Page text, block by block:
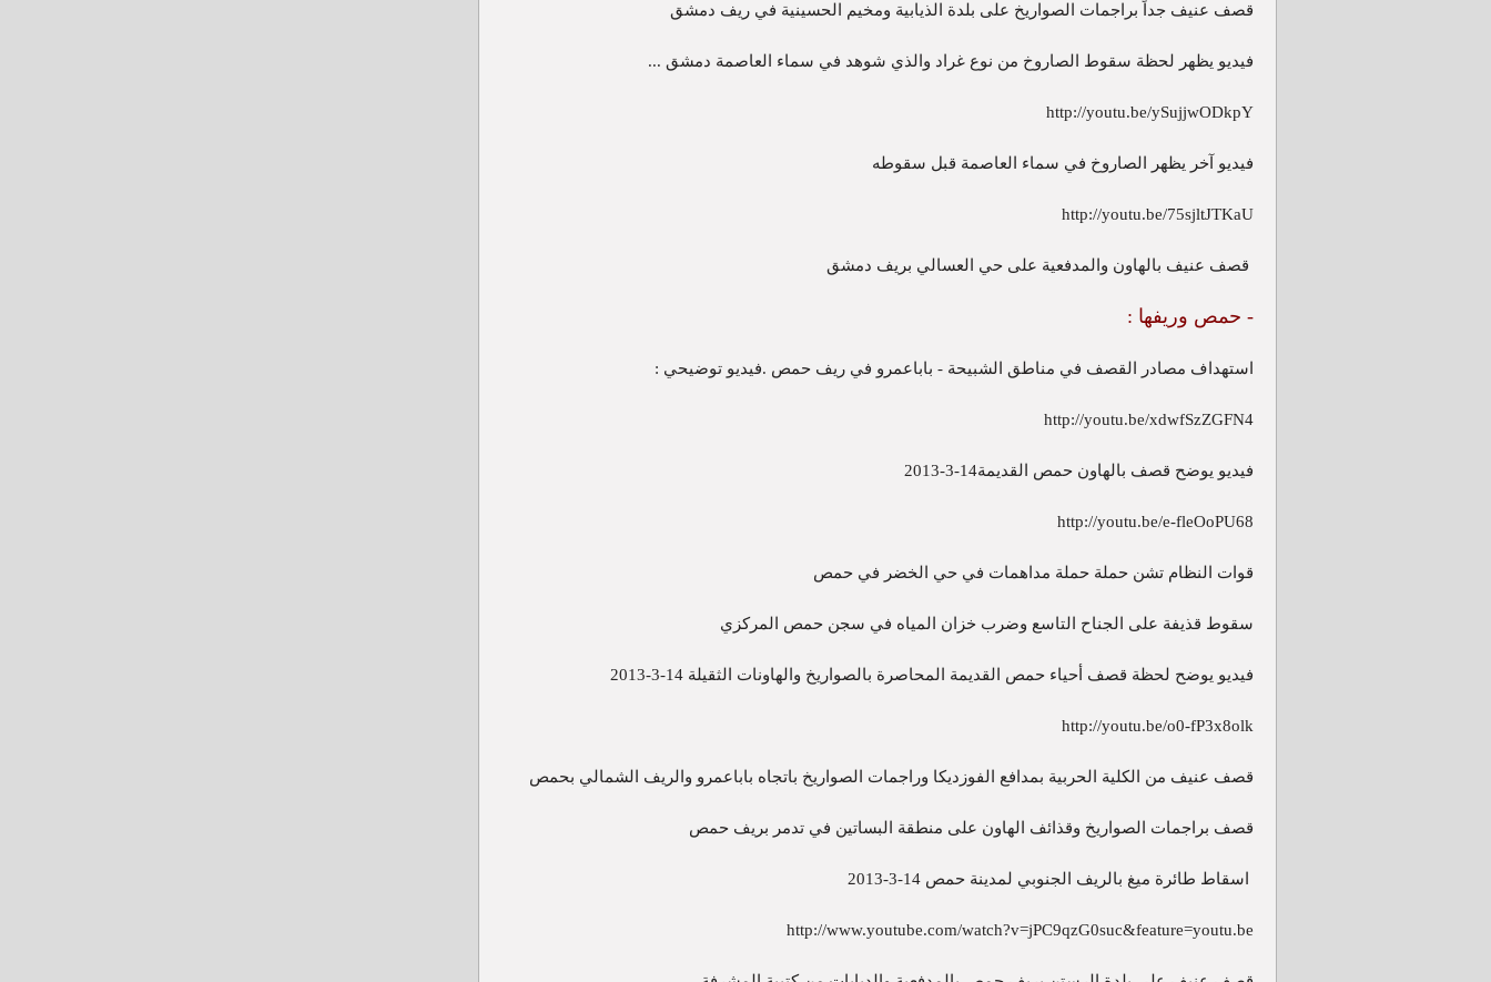
قصف عنيف جداً براجمات الصواريخ على بلدة الذيابية ومخيم الحسينية في ريف دمشق
فيديو يظهر لحظة سقوط الصاروخ من نوع غراد والذي شوهد في سماء العاصمة دمشق ...
http://youtu.be/ySujjwODkpY
فيديو آخر يظهر الصاروخ في سماء العاصمة قبل سقوطه
http://youtu.be/75sjltJTKaU
قصف عنيف بالهاون والمدفعية على حي العسالي بريف دمشق
- حمص وريفها :
استهداف مصادر القصف في مناطق الشبيحة - باباعمرو في ريف حمص .فيديو توضيحي :
http://youtu.be/xdwfSzZGFN4
فيديو يوضح قصف بالهاون حمص القديمة14-3-2013
http://youtu.be/e-fleOoPU68
قوات النظام تشن حملة حملة مداهمات في حي الخضر في حمص
سقوط قذيفة على الجناح التاسع وضرب خزان المياه في سجن حمص المركزي
فيديو يوضح لحظة قصف أحياء حمص القديمة المحاصرة بالصواريخ والهاونات الثقيلة 14-3-2013
http://youtu.be/o0-fP3x8olk
قصف عنيف من الكلية الحربية بمدافع الفوزديكا وراجمات الصواريخ باتجاه باباعمرو والريف الشمالي بحمص
قصف براجمات الصواريخ وقذائف الهاون على منطقة البساتين في تدمر بريف حمص
اسقاط طائرة ميغ بالريف الجنوبي لمدينة حمص 14-3-2013
http://www.youtube.com/watch?v=jPC9qzG0suc&feature=youtu.be